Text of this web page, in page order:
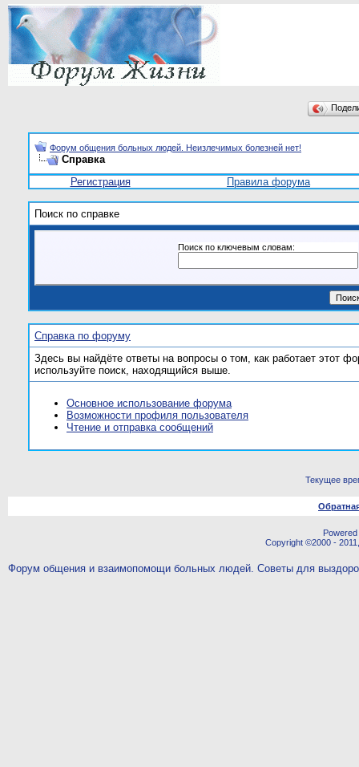
Форум общения больных людей. Неизлечимых болезней нет!
Справка
Регистрация
Правила форума
Поиск по справке
Поиск по ключевым словам:
Справка по форуму
Здесь вы найдёте ответы на вопросы о том, как работает этот
используйте поиск, находящийся выше.
Основное использование форума
Возможности профиля пользователя
Чтение и отправка сообщений
Текущее
Copyright ©2000 -
Форум общения и взаимопомощи больных людей. Советы для